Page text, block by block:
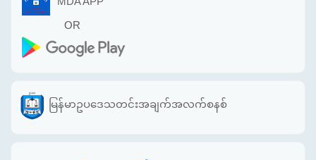
OR
မြန်မာဥပဒေသတင်းအချက်အလက်စနစ်